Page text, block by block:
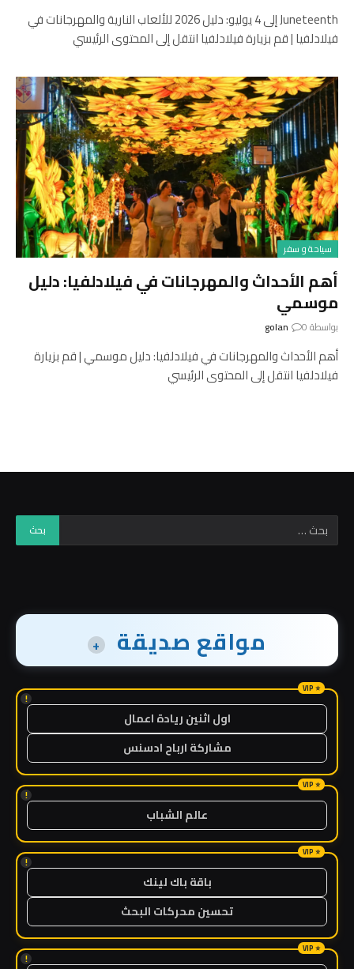
Juneteenth إلى 4 يوليو: دليل 2026 للألعاب النارية والمهرجانات في
فيلادلفيا | قم بزيارة فيلادلفيا انتقل إلى المحتوى الرئيسي
سياحة و سفر
أهم الأحداث والمهرجانات في فيلادلفيا: دليل
موسمي
بواسطة golan 0
أهم الأحداث والمهرجانات في فيلادلفيا: دليل موسمي | قم بزيارة
فيلادلفيا انتقل إلى المحتوى الرئيسي
مواقع صديقة +
!
اول اثنين ريادة اعمال
مشاركة ارباح ادسنس
!
عالم الشباب
!
باقة باك لينك
تحسين محركات البحث
!